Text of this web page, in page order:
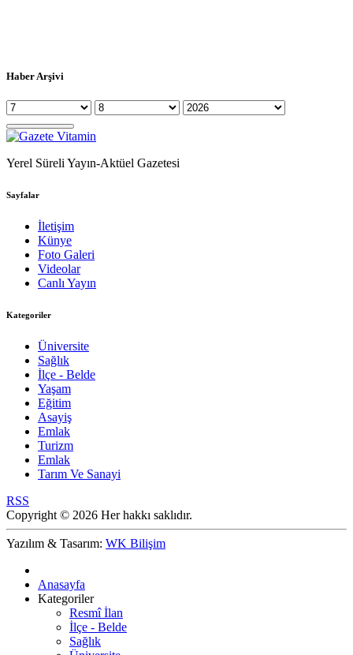
Haber Arşivi
Yerel Süreli Yayın-Aktüel Gazetesi
Sayfalar
İletişim
Künye
Foto Galeri
Videolar
Canlı Yayın
Kategoriler
Üniversite
Sağlık
İlçe - Belde
Yaşam
Eğitim
Asayiş
Emlak
Turizm
Emlak
Tarım Ve Sanayi
RSS
Copyright © 2026 Her hakkı saklıdır.
Yazılım & Tasarım: WK Bilişim
Anasayfa
Kategoriler
Resmî İlan
İlçe - Belde
Sağlık